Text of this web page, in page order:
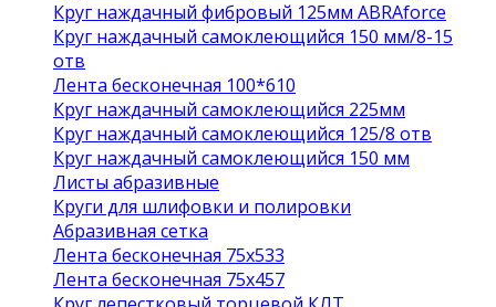
Круг наждачный фибровый 125мм ABRAforce
Круг наждачный самоклеющийся 150 мм/8-15
отв
Лента бесконечная 100*610
Круг наждачный самоклеющийся 225мм
Круг наждачный самоклеющийся 125/8 отв
Круг наждачный самоклеющийся 150 мм
Листы абразивные
Круги для шлифовки и полировки
Абразивная сетка
Лента бесконечная 75х533
Лента бесконечная 75х457